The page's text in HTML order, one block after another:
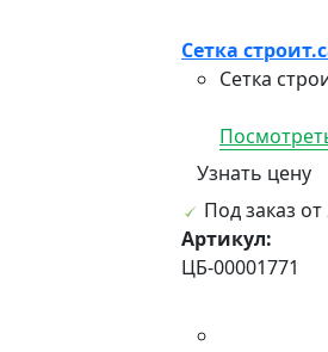
Сетка
Сетка
Узнать цену
Под заказ от
Артикул:
ЦБ-00001771